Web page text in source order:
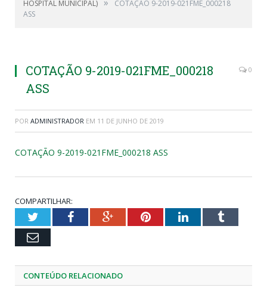
HOSPITAL MUNICIPAL)
COTAÇÃO 9-2019-021FME_000218
ASS
COTAÇÃO 9-2019-021FME_000218
ASS
0
POR ADMINISTRADOR EM 11 DE JUNHO DE 2019
COTAÇÃO 9-2019-021FME_000218 ASS
COMPARTILHAR:
TwitterFacebookGoogle+PinterestLinkedInTumblr
Email
CONTEÚDO RELACIONADO